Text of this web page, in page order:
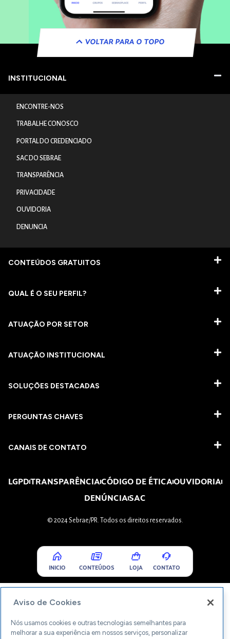
VOLTAR PARA O TOPO
INSTITUCIONAL
ENCONTRE-NOS
TRABALHE CONOSCO
PORTAL DO CREDENCIADO
SAC DO SEBRAE
TRANSPARÊNCIA
PRIVACIDADE
OUVIDORIA
DENUNCIA
CONTEÚDOS GRATUITOS
QUAL É O SEU PERFIL?
ATUAÇÃO POR SETOR
ATUAÇÃO INSTITUCIONAL
SOLUÇÕES DESTACADAS
PERGUNTAS CHAVES​
CANAIS DE CONTATO
LGPDTRANSPARÊNCIACÓDIGO DE ÉTICAOUVIDORIA
DENÚNCIASAC
© 2024 Sebrae/PR. Todos os direitos reservados.
INICIO CONTEÚDOS LOJA CONTATO
Aviso de Cookies
Nós usamos cookies e outras tecnologias semelhantes para
melhorar a sua experiência em nossos serviços, personalizar